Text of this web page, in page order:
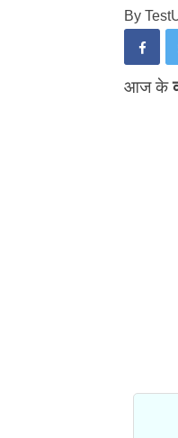
By
आज के